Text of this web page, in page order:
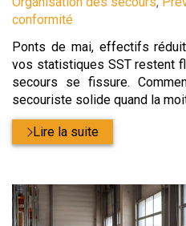
conformité
Ponts de mai, effectifs
vos statistiques SST restent
secours se fissure.
secouriste solide quand la
Lire la suite